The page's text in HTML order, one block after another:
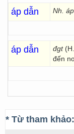
áp dẫn Nh.
áp dẫn đgt
đến
* Từ tham khảo: